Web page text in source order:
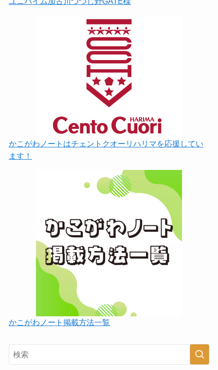
かこがわノートはチェントクオーリハリマを応援してい
ます！
かこがわノート掲載方法一覧